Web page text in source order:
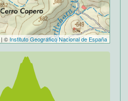
| ©Instituto Geográfico Nacional de España